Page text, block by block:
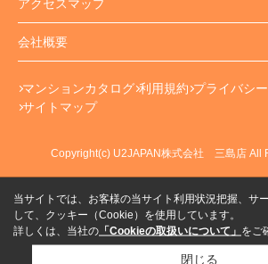
アクセスマップ
会社概要
マンションカタログ 利用規約 プライバシ
サイトマップ
Copyright(c) U2JAPAN株式会社 三島店 All
当サイトでは、お客様の当サイト利用状況把握、サ
して、クッキー（Cookie）を使用しています。
詳しくは、当社の 「Cookieの取扱いについて」 をご
閉じる